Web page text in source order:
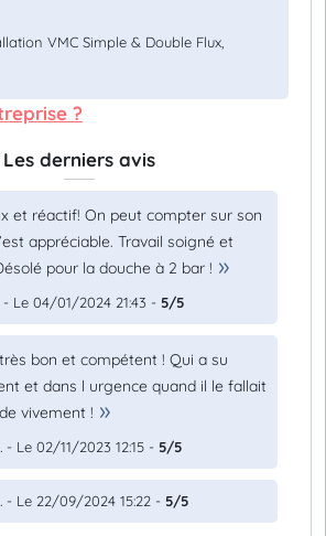
VMC Simple & Double Flux,
?
Les derniers avis
et réactif! On peut compter sur son
appréciable. Travail soigné et
pour la douche à 2 bar !
- Le 04/01/2024 21:43 - 5/5
bon et compétent ! Qui a su
et dans l urgence quand il le fallait
vivement !
- Le 02/11/2023 12:15 - 5/5
- Le 22/09/2024 15:22 - 5/5